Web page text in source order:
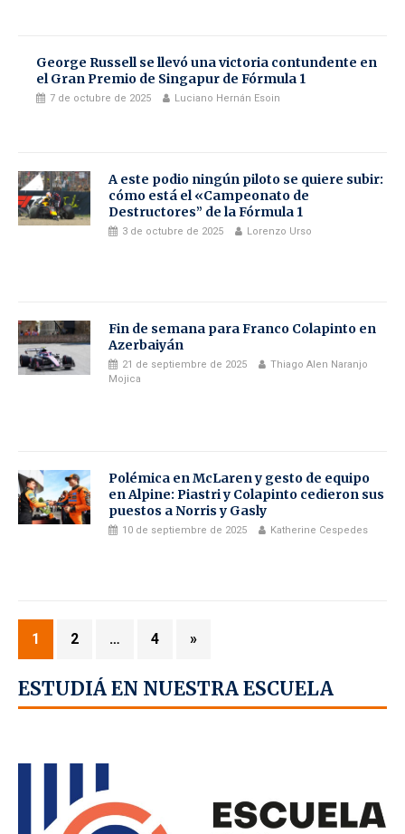
George Russell se llevó una victoria contundente en
el Gran Premio de Singapur de Fórmula 1
7 de octubre de 2025 Luciano Hernán Esoin
A este podio ningún piloto se quiere subir:
cómo está el «Campeonato de
Destructores” de la Fórmula 1
3 de octubre de 2025 Lorenzo Urso
Fin de semana para Franco Colapinto en
Azerbaiyán
21 de septiembre de 2025
Thiago Alen Naranjo
Mojica
Polémica en McLaren y gesto de equipo
en Alpine: Piastri y Colapinto cedieron sus
puestos a Norris y Gasly
10 de septiembre de 2025 Katherine Cespedes
1 2 … 4 »
ESTUDIÁ EN NUESTRA ESCUELA